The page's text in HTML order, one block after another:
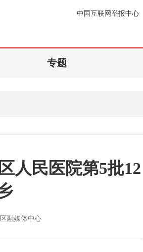
中国互联网举报中心
专题
人民医院第5批12
融媒体中心